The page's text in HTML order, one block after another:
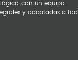
con un equipo
y adaptadas a